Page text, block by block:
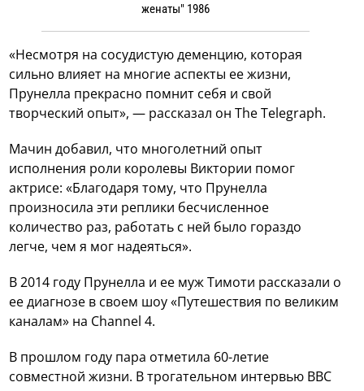
женаты" 1986
«Несмотря на сосудистую деменцию, которая
сильно влияет на многие аспекты ее жизни,
Прунелла прекрасно помнит себя и свой
творческий опыт», — рассказал он The Telegraph.
Мачин добавил, что многолетний опыт
исполнения роли королевы Виктории помог
актрисе: «Благодаря тому, что Прунелла
произносила эти реплики бесчисленное
количество раз, работать с ней было гораздо
легче, чем я мог надеяться».
В 2014 году Прунелла и ее муж Тимоти рассказали о
ее диагнозе в своем шоу «Путешествия по великим
каналам» на Channel 4.
В прошлом году пара отметила 60-летие
совместной жизни. В трогательном интервью BBC